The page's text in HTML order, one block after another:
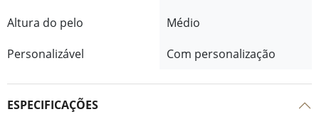
Altura do pelo
Médio
Personalizável
Com personalização
ESPECIFICAÇÕES